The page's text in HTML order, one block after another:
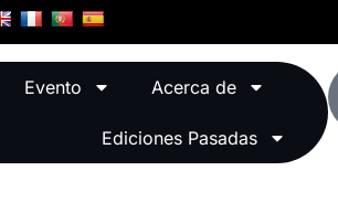
Evento Acerca de
Ediciones Pasadas